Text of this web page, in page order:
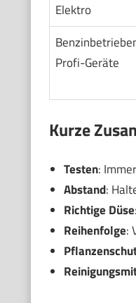
Elektro
Profi-Geräte
Kurze
Testen:
Abstand:
Richtige Düse
Reihenfolge: